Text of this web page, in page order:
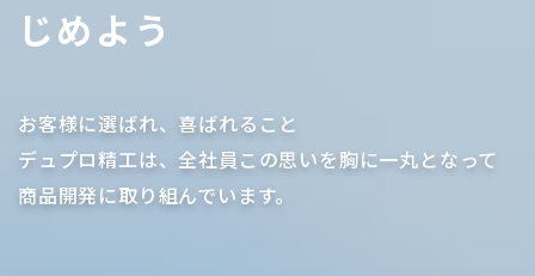
じめよう
お客様に選ばれ、喜ばれること
デュプロ精工は、全社員この思いを胸に一丸となって
商品開発に取り組んでいます。